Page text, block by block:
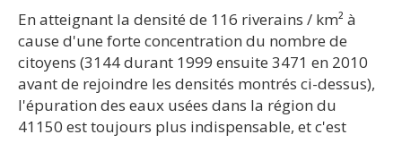
En atteignant la densité de 116 riverains / km² à
cause d'une forte concentration du nombre de
citoyens (3144 durant 1999 ensuite 3471 en 2010
avant de rejoindre les densités montrés ci-dessus),
l'épuration des eaux usées dans la région du
41150 est toujours plus indispensable, et c'est